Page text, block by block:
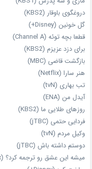
دروغگوی باوقار (KBS2)
گل خونین (Disney+)
قطعا بچه توئه (Channel A)
برای دزد عزیزم (KBS2)
بازگشت قاضی (MBC)
هنر سارا (Netflix)
تب بهاری (tvN)
آیدل من (ENA)
روزهای طلایی ما (KBS2)
فردایی حتمی (jTBC)
وکیل مردم (tvN)
دوستم داشته باش (jTBC)
میشه این عشق رو ترجمه کرد؟ (Netflix)